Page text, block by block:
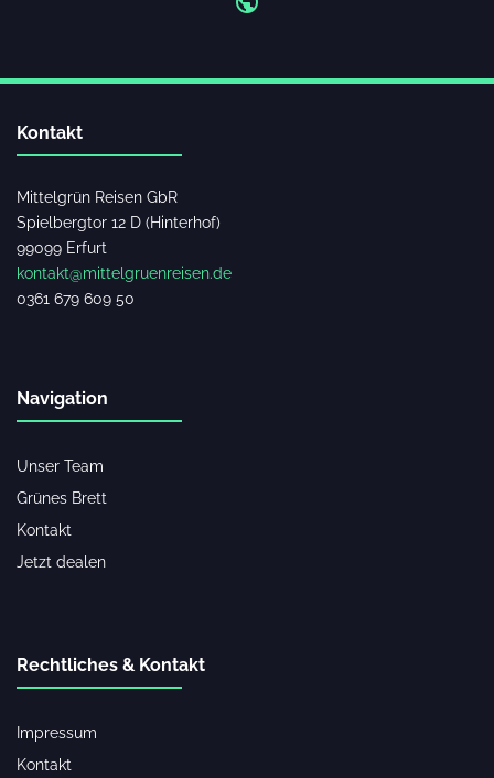
Kontakt
Mittelgrün Reisen GbR
Spielbergtor 12 D (Hinterhof)
99099 Erfurt
kontakt@mittelgruenreisen.de
0361 679 609 50
Navigation
Unser Team
Grünes Brett
Kontakt
Jetzt dealen
Rechtliches & Kontakt
Impressum
Kontakt